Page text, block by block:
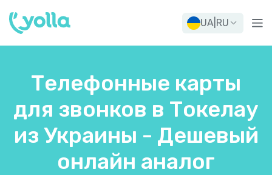
UA RU
Телефонные карты
для звонков в Токелау
из Украины - Дешевый
онлайн аналог